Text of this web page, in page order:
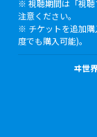
※ 視聴期間は「視聴
注意ください。
※ チケットを追加購
度でも購入可能)。
ヰ世